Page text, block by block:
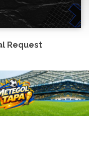
Request